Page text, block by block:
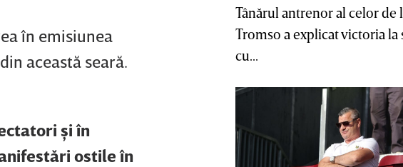
în emisiunea
această seară.
şi în
ostile în
Tânărul antrenor al celor de
Tromso a explicat victoria la
cu...